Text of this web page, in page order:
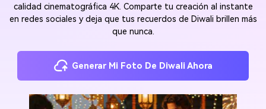
calidad cinematográfica 4K. Comparte tu creación al instante
en redes sociales y deja que tus recuerdos de Diwali brillen más
que nunca.
Generar Mi Foto De Diwali Ahora